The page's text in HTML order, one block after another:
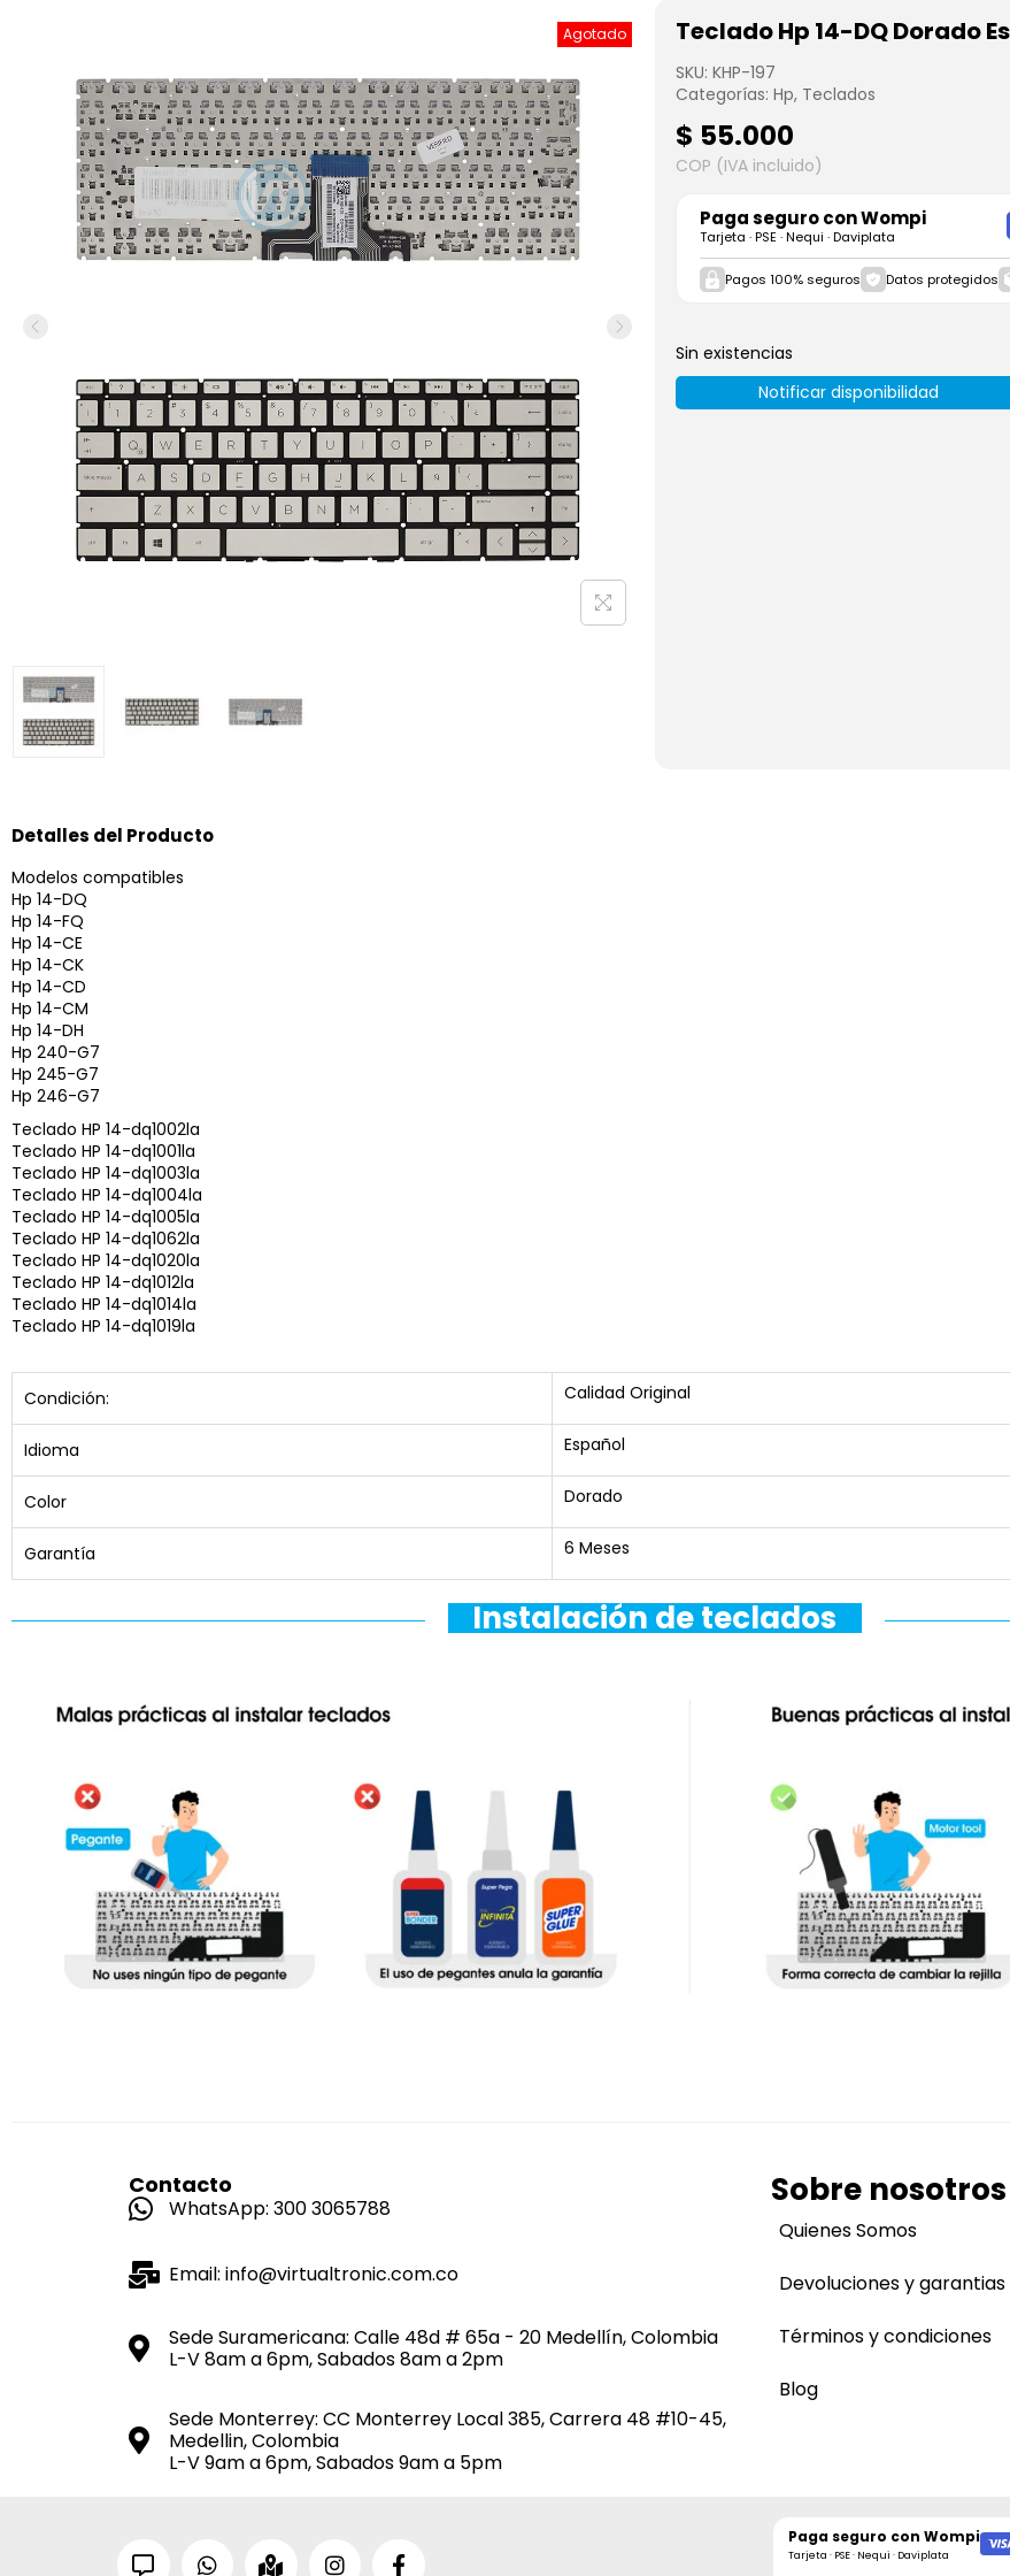
Agotado Teclado Hp 14-DQ Dorado
SKU: KHP-197
Categorías: Hp, Teclados
$ 55.000
COP (IVA incluido)
Paga seguro conWompi
Tarjeta · PSE · Nequi · Daviplata
Pagos 100% seguros Datos protegidos
Sin existencias
Notificar disponibilidad
Detalles del Producto
Modelos compatibles
Hp 14-DQ
Hp 14-FQ
Hp 14-CE
Hp 14-CK
Hp 14-CD
Hp 14-CM
Hp 14-DH
Hp 240-G7
Hp 245-G7
Hp 246-G7
Teclado HP 14-dq1002la
Teclado HP 14-dq1001la
Teclado HP 14-dq1003la
Teclado HP 14-dq1004la
Teclado HP 14-dq1005la
Teclado HP 14-dq1062la
Teclado HP 14-dq1020la
Teclado HP 14-dq1012la
Teclado HP 14-dq1014la
Teclado HP 14-dq1019la
Condición: Calidad Original
Idioma Español
Color Dorado
Garantía 6 Meses
Instalación de teclados
Contacto
WhatsApp: 300 3065788
Email: info@virtualtronic.com.co
Sede Suramericana: Calle 48d # 65a - 20 Medellín, Colombia
L-V 8am a 6pm, Sabados 8am a 2pm
Sede Monterrey: CC Monterrey Local 385, Carrera 48 #10-45,
Medellin, Colombia
L-V 9am a 6pm, Sabados 9am a 5pm
Sobre nosotros
Quienes Somos
Devoluciones y garantias
Términos y condiciones
Blog
Paga seguro con Wompi
Tarjeta · PSE · Nequi · Daviplata